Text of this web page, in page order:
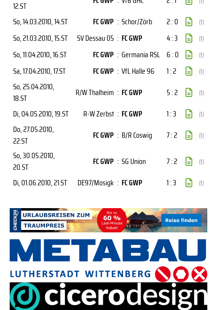
12.ST
So, 14.03.2010, 14.ST FC GWP : Schor/Zörb 2 : 0 (1)
So, 21.03.2010, 15.ST SV Dessau 05 : FC GWP 4 : 3 (1)
So, 11.04.2010, 16.ST FC GWP : Germania RSL 6 : 0 (1)
Sa, 17.04.2010, 17.ST FC GWP : VfL Halle 96 1 : 2 (1)
So, 25.04.2010,
18.ST
R/W Thalheim : FC GWP 5 : 2 (1)
Di, 04.05.2010, 19.ST R-W Zerbst : FC GWP 1 : 3 (1)
Do, 27.05.2010,
22.ST
FC GWP : B/R Coswig 7 : 2 (1)
So, 30.05.2010,
20.ST
FC GWP : SG Union 7 : 2 (1)
Di, 01.06.2010, 21.ST DE97/Mosigk : FC GWP 1 : 3 (1)